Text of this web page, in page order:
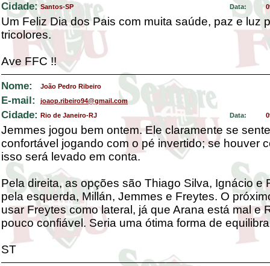
Cidade: Santos-SP Data:
Um Feliz Dia dos Pais com muita saúde, paz e luz
tricolores.
Ave FFC !!
Nome: João Pedro Ribeiro
E-mail: joaop.ribeiro94@gmail.com
Cidade: Rio de Janeiro-RJ Data:
Jemmes jogou bem ontem. Ele claramente se
confortável jogando com o pé invertido; se houver
isso será levado em conta.
Pela direita, as opções são Thiago Silva, Ignácio e
pela esquerda, Millán, Jemmes e Freytes. O
usar Freytes como lateral, já que Arana está mal e
pouco confiável. Seria uma ótima forma de
ST